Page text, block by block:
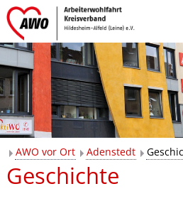
AWO vor Ort Adenstedt
Geschichte